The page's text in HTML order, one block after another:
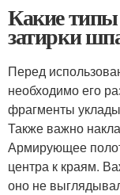
Какие типы
затирки
Перед
необходимо его
фрагменты
Также важно
Армирующее
центра к краям.
оно не